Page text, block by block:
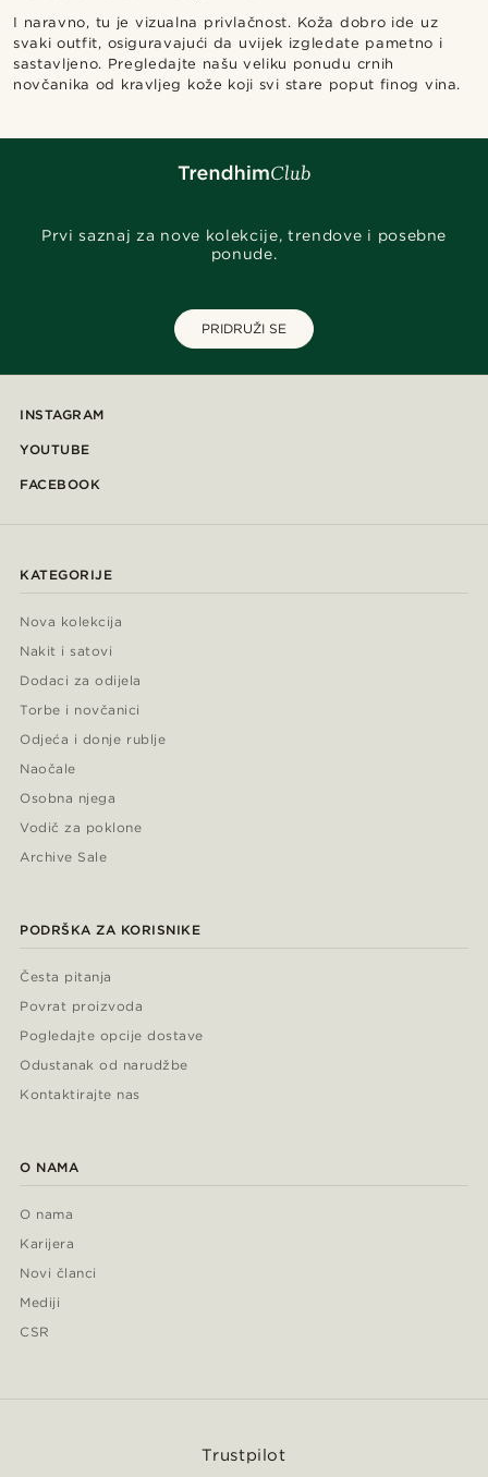
I naravno, tu je vizualna privlačnost. Koža dobro ide uz
svaki outfit, osiguravajući da uvijek izgledate pametno i
sastavljeno. Pregledajte našu veliku ponudu crnih
novčanika od kravljeg kože koji svi stare poput finog vina.
Prvi saznaj za nove kolekcije, trendove i posebne
ponude.
PRIDRUŽI SE
INSTAGRAM
YOUTUBE
FACEBOOK
KATEGORIJE
Nova kolekcija
Nakit i satovi
Dodaci za odijela
Torbe i novčanici
Odjeća i donje rublje
Naočale
Osobna njega
Vodič za poklone
Archive Sale
PODRŠKA ZA KORISNIKE
Česta pitanja
Povrat proizvoda
Pogledajte opcije dostave
Odustanak od narudžbe
Kontaktirajte nas
O NAMA
O nama
Karijera
Novi članci
Mediji
CSR
Trustpilot